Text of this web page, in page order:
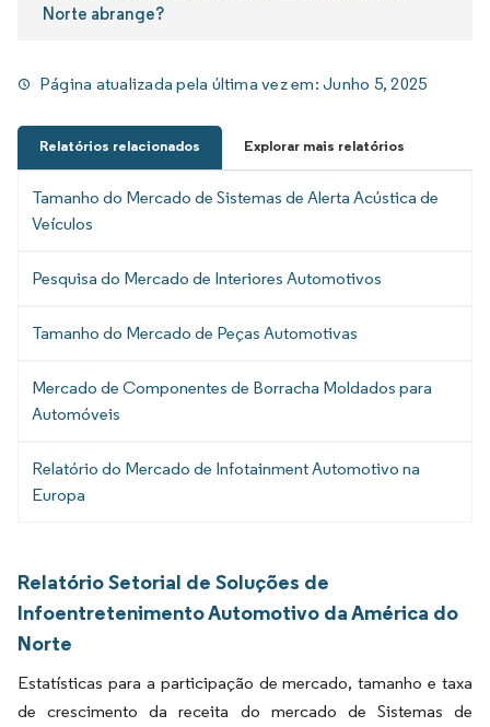
Norte abrange?
Página atualizada pela última vez em:Junho 5, 2025
Relatórios relacionados Explorar mais relatórios
Tamanho do Mercado de Sistemas de Alerta Acústica de
Veículos
Pesquisa do Mercado de Interiores Automotivos
Tamanho do Mercado de Peças Automotivas
Mercado de Componentes de Borracha Moldados para
Automóveis
Relatório do Mercado de Infotainment Automotivo na
Europa
Relatório Setorial de Soluções de
Infoentretenimento Automotivo da América do
Norte
Estatísticas para a participação de mercado, tamanho e taxa
de crescimento da receita do mercado de Sistemas de